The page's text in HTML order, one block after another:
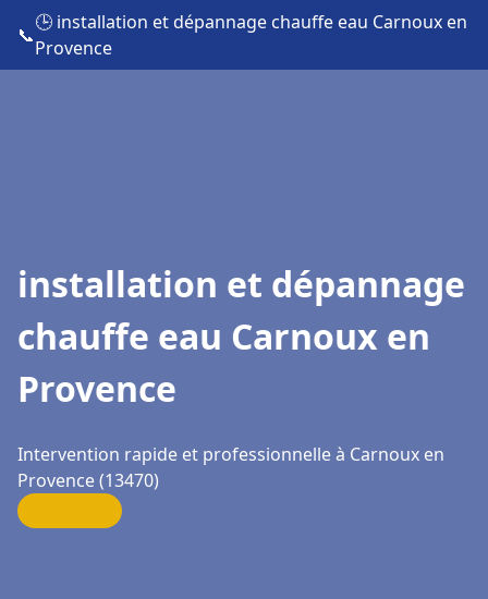
📞
🕒 installation et dépannage chauffe eau Carnoux en
Provence
installation et dépannage
chauffe eau Carnoux en
Provence
Intervention rapide et professionnelle à Carnoux en
Provence (13470)